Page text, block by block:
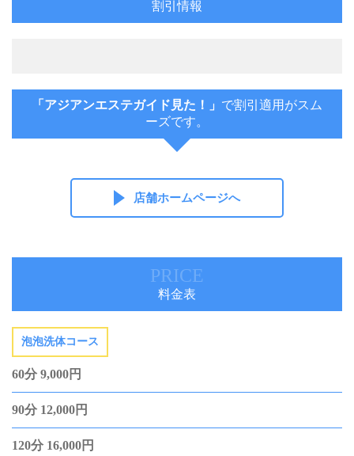
割引情報
「アジアンエステガイド見た！」 で割引適用がスム
ーズです。
店舗ホームページへ
PRICE
料金表
泡泡洗体コース
60分 9,000円
90分 12,000円
120分 16,000円